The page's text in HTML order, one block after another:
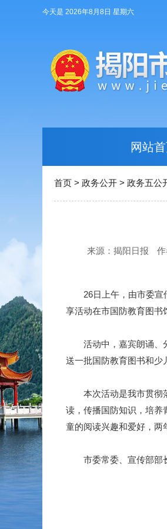
今天是 2026年8月8日 星期六
网站
首页 > 政务公开 > 政务五公
来源：揭阳日报 作
26日上午，由市委宣传
享活动在市国防教育图书
活动中，嘉宾朗诵、分
送一批国防教育图书和少
本次活动是我市贯彻落
读，传播国防知识，培养
童的阅读兴趣和爱好，两
市委常委、宣传部部长